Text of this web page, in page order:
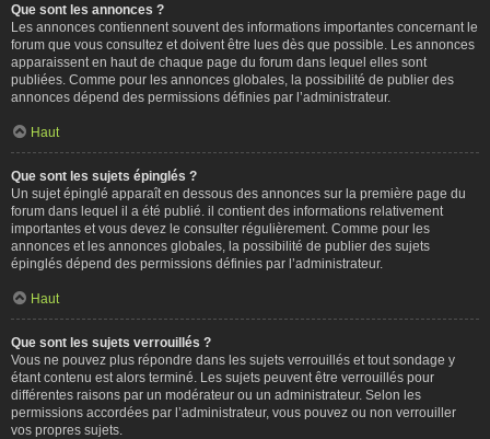
Que sont les annonces ?
Les annonces contiennent souvent des informations importantes concernant le
forum que vous consultez et doivent être lues dès que possible. Les annonces
apparaissent en haut de chaque page du forum dans lequel elles sont
publiées. Comme pour les annonces globales, la possibilité de publier des
annonces dépend des permissions définies par l’administrateur.
Haut
Que sont les sujets épinglés ?
Un sujet épinglé apparaît en dessous des annonces sur la première page du
forum dans lequel il a été publié. il contient des informations relativement
importantes et vous devez le consulter régulièrement. Comme pour les
annonces et les annonces globales, la possibilité de publier des sujets
épinglés dépend des permissions définies par l’administrateur.
Haut
Que sont les sujets verrouillés ?
Vous ne pouvez plus répondre dans les sujets verrouillés et tout sondage y
étant contenu est alors terminé. Les sujets peuvent être verrouillés pour
différentes raisons par un modérateur ou un administrateur. Selon les
permissions accordées par l’administrateur, vous pouvez ou non verrouiller
vos propres sujets.